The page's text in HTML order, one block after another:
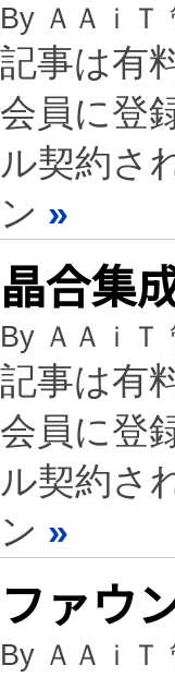
By ＡＡｉＴ
記事は有
会員に登
ル契約さ
ン »
晶合集
By ＡＡｉＴ
記事は有
会員に登
ル契約さ
ン »
ファウ
By ＡＡｉＴ